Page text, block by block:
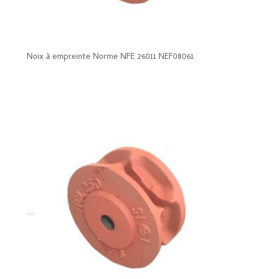
Noix à empreinte Norme NFE 26011 NEF08061